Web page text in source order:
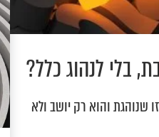
בלי לנהוג כלל?
שנוהגת והוא רק יושב ולא